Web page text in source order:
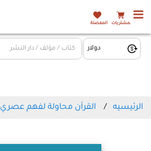
المشتريات المفضلة
الرئيسيه القرآن محاولة لفهم عصري